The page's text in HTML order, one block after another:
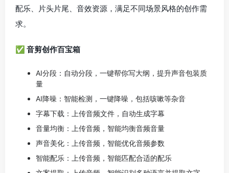
配乐、片头片尾、音效资源，满足不同场景风格的创作需
求。
✅ 音剪创作百宝箱
AI分段：自动分段，一键帮你写大纲，提升声音包装质
量
AI降噪：智能检测，一键降噪，包括咳嗽等杂音
字幕下载：上传音频文件，自动生成字幕
音量均衡：上传音频，智能均衡音频音量
声音美化：上传音频，智能优化音频参数
智能配乐：上传音频，智能匹配合适的配乐